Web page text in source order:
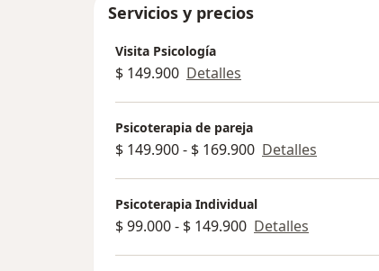
Servicios y precios
Visita Psicología
$ 149.900 Detalles
Psicoterapia de pareja
$ 149.900 - $ 169.900 Detalles
Psicoterapia Individual
$ 99.000 - $ 149.900 Detalles